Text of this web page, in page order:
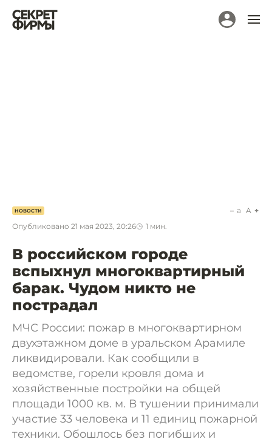
НОВОСТИ
Опубликовано 21 мая 2023, 20:26 1 мин.
a A
В российском городе
вспыхнул многоквартирный
барак. Чудом никто не
пострадал
МЧС России: пожар в многоквартирном
двухэтажном доме в уральском Арамиле
ликвидировали. Как сообщили в
ведомстве, горели кровля дома и
хозяйственные постройки на общей
площади 1000 кв. м. В тушении принимали
участие 33 человека и 11 единиц пожарной
техники. Обошлось без погибших и